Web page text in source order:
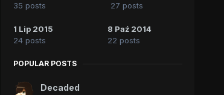
35 posts
27 posts
1 Lip 2015
24 posts
8 Paź 2014
22 posts
POPULAR POSTS
Decaded